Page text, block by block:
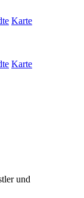
Karte
Karte
und